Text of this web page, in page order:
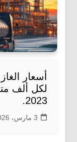
لكل ألف
2023.
3 مارس، 2026